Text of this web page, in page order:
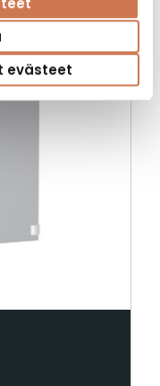
evästeet